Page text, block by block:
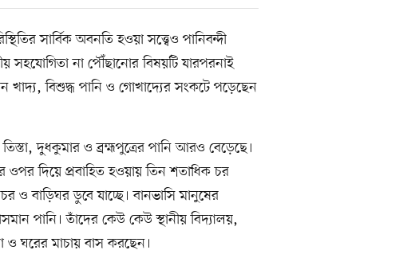
সার্বিক অবনতি হওয়া সত্ত্বেও পানিবন্দী
সহযোগিতা না পৌঁছানোর বিষয়টি যারপরনাই
বিশুদ্ধ পানি ও গোখাদ্যের সংকটে পড়েছেন
দুধকুমার ও ব্রহ্মপুত্রের পানি আরও বেড়েছে।
ওপর দিয়ে প্রবাহিত হওয়ায় তিন শতাধিক চর
ও বাড়িঘর ডুবে যাচ্ছে। বানভাসি মানুষের
পানি। তাঁদের কেউ কেউ স্থানীয় বিদ্যালয়,
ঘরের মাচায় বাস করছেন।